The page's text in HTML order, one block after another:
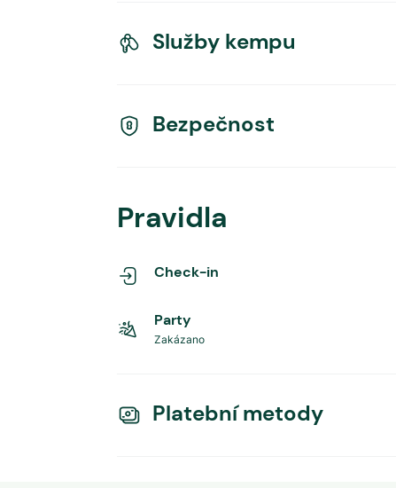
Služby kempu
Bezpečnost
Pravidla
Check-in
Party
Zakázano
Platební metody